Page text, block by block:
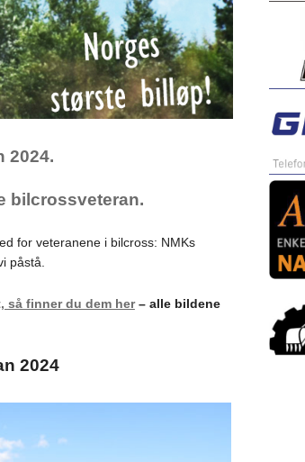
2024.
bilcrossveteran.
for veteranene i bilcross: NMKs
påstå.
så finner du dem her– alle bildene
2024